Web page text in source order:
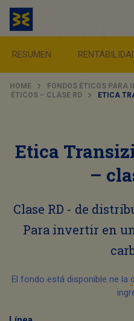
RESUMEN
HOME FONDOS ÉTICOS PARA
ÉTICOS – CLASE RD
ETICA
Etica
–
Clase RD - de
Para invertir en
El fondo está disponible ne la